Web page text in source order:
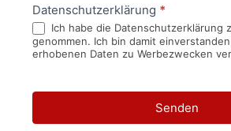
Datenschutzerklärung *
Ich habe die Datenschutzerklärung
genommen. Ich bin damit
erhobenen Daten zu Werbezwecken
Senden